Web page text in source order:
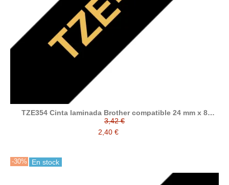
TZE354 Cinta laminada Brother compatible 24 mm x 8
metros
3,42 €
2,40 €
-30% En stock